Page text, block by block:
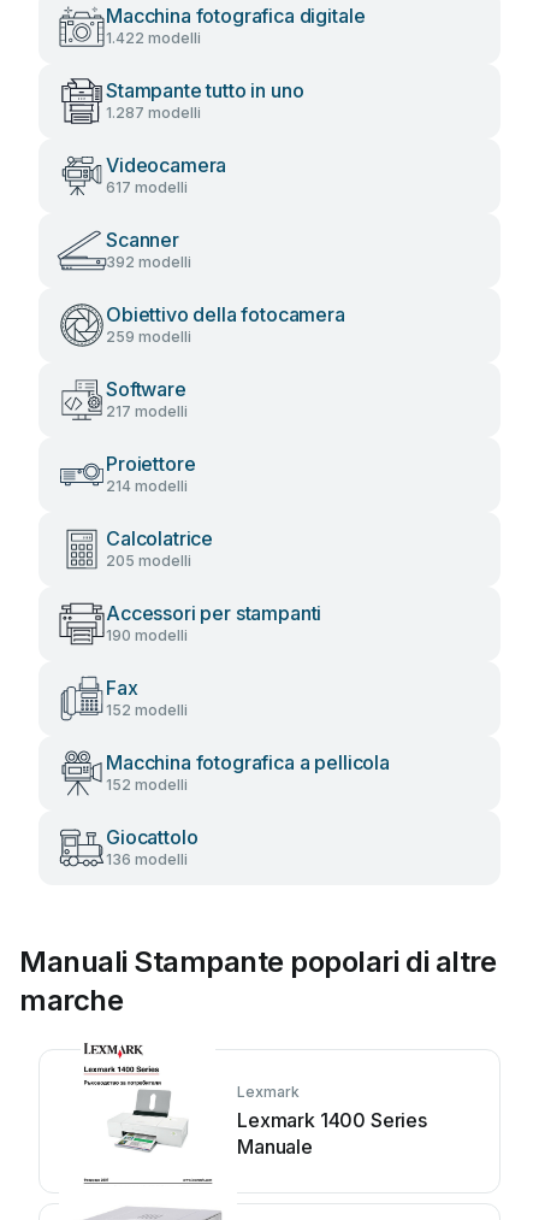
Macchina fotografica digitale
1.422 modelli
Stampante tutto in uno
1.287 modelli
Videocamera
617 modelli
Scanner
392 modelli
Obiettivo della fotocamera
259 modelli
Software
217 modelli
Proiettore
214 modelli
Calcolatrice
205 modelli
Accessori per stampanti
190 modelli
Fax
152 modelli
Macchina fotografica a pellicola
152 modelli
Giocattolo
136 modelli
Manuali Stampante popolari di altre
marche
Lexmark
Lexmark 1400 Series
Manuale